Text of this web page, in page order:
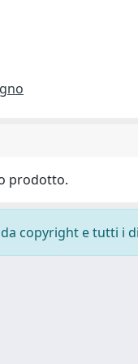
prodotto.
copyright e tutti i